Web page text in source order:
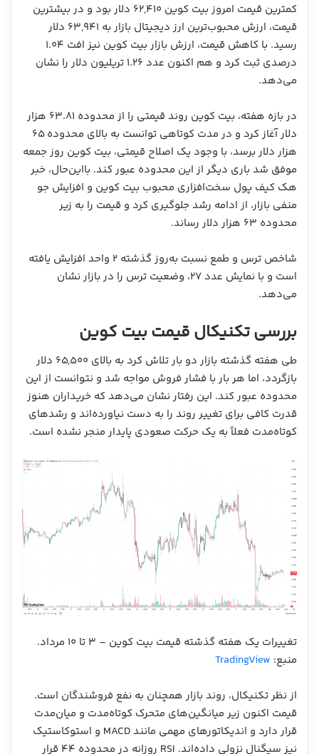
کمترین قیمت امروز بیت کوین ۶۲,۴۱۰ دلار بود و در بیشترین
قیمت، ارزش محبوب‌ترین ارز دیجیتال بازار به ۶۳,۹۴۱ دلار
رسید. با کاهش قیمت، ارزش بازار بیت کوین نیز افت ۱.۰۴
درصدی ثبت کرد و هم اکنون عدد ۱.۲۶ تریلیون دلار را نشان
می‌دهد.
در بازه هفته، بیت کوین روند قیمتی را از محدوده ۶۳.۸۱ هزار
دلار آغاز کرد و در مدت کوتاهی توانست به بالای محدوده ۶۵
هزار دلار برسد، با وجود یک اصلاح قیمتی، بیت کوین روز جمعه
موفق شد باری دیگر از این محدوده عبور کند. بااین‌حال، خبر
هک کیف پول سخت‌افزاری محبوب بیت کوین و افزایش جو
منفی بازار، از ادامه رشد جلوگیری کرد و قیمت را به زیر
محدوده ۶۳ هزار دلار رساند.
شاخص ترس و طمع نسبت به‌روز گذشته ۲ واحد افزایش یافته
است و با نمایش عدد ۲۷، وضعیت ترس را در بازار نشان
می‌دهد.
بررسی تکنیکال قیمت بیت کوین
طی هفته گذشته بازار دو بار تلاش کرد به بالای ۶۵,۵۰۰ دلار
بازگردد، اما هر بار با فشار فروش مواجه شد و نتوانست از این
محدوده عبور کند. این رفتار نشان می‌دهد که خریداران هنوز
قدرت کافی برای تغییر روند را به دست نیاورده‌اند و رشدهای
کوتاه‌مدت فعلاً به یک حرکت صعودی پایدار منجر نشده است.
تغییرات یک هفته گذشته قیمت بیت کوین – ۳ تا ۱۰ مرداد.
منبع: TradingView
از نظر تکنیکال، روند بازار همچنان به نفع فروشندگان است.
قیمت اکنون زیر میانگین‌های متحرک کوتاه‌مدت و میان‌مدت
قرار دارد و اندیکاتورهای مهمی مانند MACD و استوکاستیک
نیز سیگنال نزولی داده‌اند. RSI روزانه در محدوده ۴۴ قرار